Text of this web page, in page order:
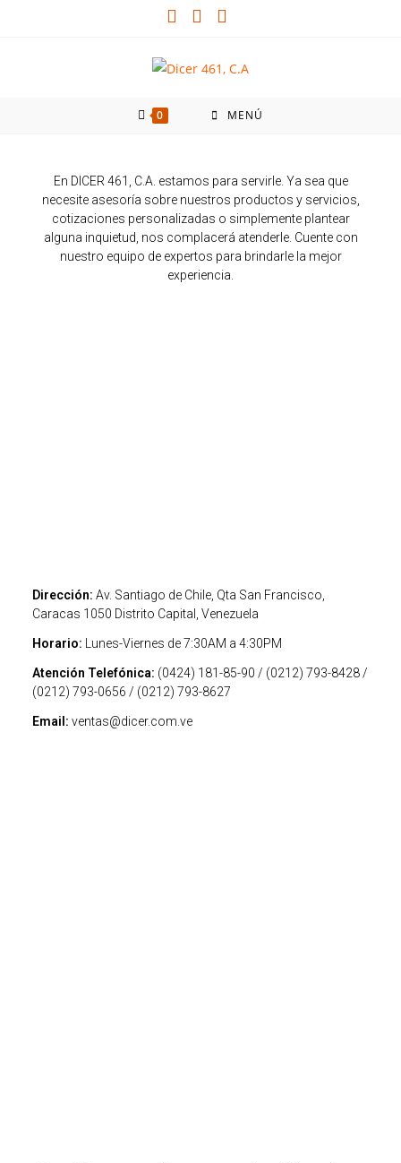
0 MENÚ
En DICER 461, C.A. estamos para servirle. Ya sea que
necesite asesoría sobre nuestros productos y servicios,
cotizaciones personalizadas o simplemente plantear
alguna inquietud, nos complacerá atenderle. Cuente con
nuestro equipo de expertos para brindarle la mejor
experiencia.
Dirección: Av. Santiago de Chile, Qta San Francisco,
Caracas 1050 Distrito Capital, Venezuela
Horario: Lunes-Viernes de 7:30AM a 4:30PM
Atención Telefónica: (0424) 181-85-90 / (0212) 793-8428 /
(0212) 793-0656 / (0212) 793-8627
Email: ventas@dicer.com.ve